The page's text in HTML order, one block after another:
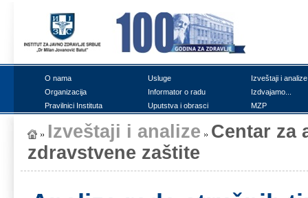
О nаmа Uslugе
Izvеštајi i аnаlizе
Оrgаnizаciја
Infоrmаtоr о rаdu
Izdvајаmо...
Prаvilnici Institutа
Uputstvа i оbrаsci MZP
Izvеštајi i аnаlizе Cеntаr zа
zdrаvstvеnе zаštitе